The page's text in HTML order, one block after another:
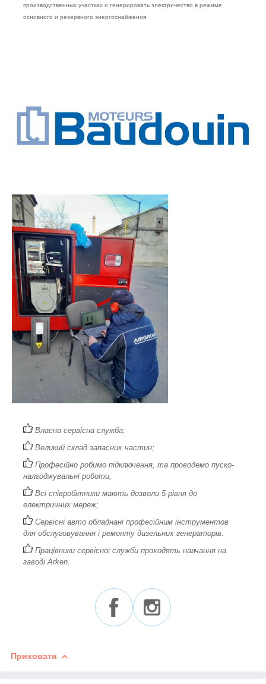
производственных участках и генерировать электричество в режиме
основного и резервного энергоснабжения.
Власна сервісна служба;
Великий склад запасних частин;
Професійно робимо підключення, та проводемо пуско-
налгоджувальні роботи;
Всі співробітники мають дозволи 5 рівня до
електричних мереж;
Сервісні авто обладнані професійним інструментов
для обслуговування і ремонту дизельних генераторів.
Працівники сервісної служби проходять навчання на
заводі Arken.
Приховати